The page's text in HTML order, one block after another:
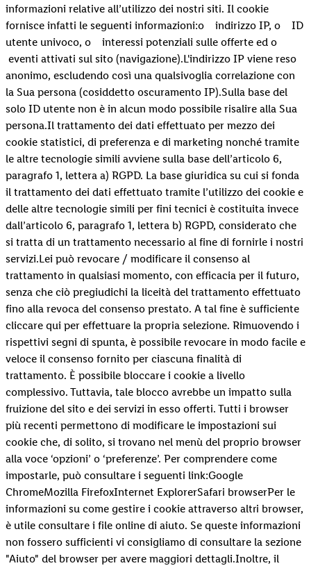
informazioni relative all’utilizzo dei nostri siti. Il cookie
fornisce infatti le seguenti informazioni:o indirizzo IP, o ID
utente univoco, o interessi potenziali sulle offerte ed o
eventi attivati sul sito (navigazione).L'indirizzo IP viene reso
anonimo, escludendo così una qualsivoglia correlazione con
la Sua persona (cosiddetto oscuramento IP).Sulla base del
solo ID utente non è in alcun modo possibile risalire alla Sua
persona.Il trattamento dei dati effettuato per mezzo dei
cookie statistici, di preferenza e di marketing nonché tramite
le altre tecnologie simili avviene sulla base dell’articolo 6,
paragrafo 1, lettera a) RGPD. La base giuridica su cui si fonda
il trattamento dei dati effettuato tramite l’utilizzo dei cookie e
delle altre tecnologie simili per fini tecnici è costituita invece
dall’articolo 6, paragrafo 1, lettera b) RGPD, considerato che
si tratta di un trattamento necessario al fine di fornirle i nostri
servizi.Lei può revocare / modificare il consenso al
trattamento in qualsiasi momento, con efficacia per il futuro,
senza che ciò pregiudichi la liceità del trattamento effettuato
fino alla revoca del consenso prestato. A tal fine è sufficiente
cliccare qui per effettuare la propria selezione. Rimuovendo i
rispettivi segni di spunta, è possibile revocare in modo facile e
veloce il consenso fornito per ciascuna finalità di
trattamento. È possibile bloccare i cookie a livello
complessivo. Tuttavia, tale blocco avrebbe un impatto sulla
fruizione del sito e dei servizi in esso offerti. Tutti i browser
più recenti permettono di modificare le impostazioni sui
cookie che, di solito, si trovano nel menù del proprio browser
alla voce ‘opzioni’ o ‘preferenze’. Per comprendere come
impostarle, può consultare i seguenti link:Google
ChromeMozilla FirefoxInternet ExplorerSafari browserPer le
informazioni su come gestire i cookie attraverso altri browser,
è utile consultare i file online di aiuto. Se queste informazioni
non fossero sufficienti vi consigliamo di consultare la sezione
"Aiuto" del browser per avere maggiori dettagli.Inoltre, il